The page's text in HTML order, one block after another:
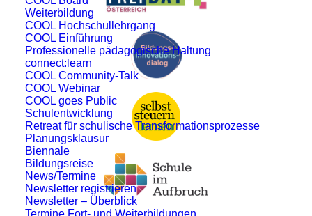
Weiterbildung
COOL Hochschullehrgang
COOL Einführung
Professionelle pädagogische Haltung
connect:learn
COOL Community-Talk
COOL Webinar
COOL goes Public
Schulentwicklung
Retreat für schulische Transformationsprozesse
Planungsklausur
Biennale
Bildungsreise
News/Termine
Newsletter registrieren
Newsletter – Überblick
Termine Fort- und Weiterbildungen